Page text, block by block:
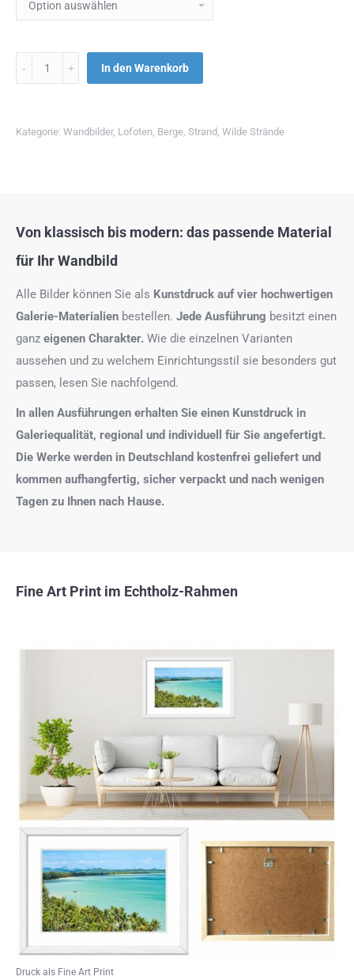
Menge In den Warenkorb
Kategorie: Wandbilder, Lofoten Berge Strand Wilde Strände
Von klassisch bis modern: das passende Material
für Ihr Wandbild
Alle Bilder können Sie als Kunstdruck auf vier hochwertigen
Galerie-Materialien bestellen. Jede Ausführung besitzt einen
ganz eigenen Charakter. Wie die einzelnen Varianten
aussehen und zu welchem Einrichtungsstil sie besonders gut
passen, lesen Sie nachfolgend.
In allen Ausführungen erhalten Sie einen Kunstdruck in
Galeriequalität, regional und individuell für Sie angefertigt.
Die Werke werden in Deutschland kostenfrei geliefert und
kommen aufhangfertig, sicher verpackt und nach wenigen
Tagen zu Ihnen nach Hause.
Fine Art Print im Echtholz-Rahmen
Druck als Fine Art Print